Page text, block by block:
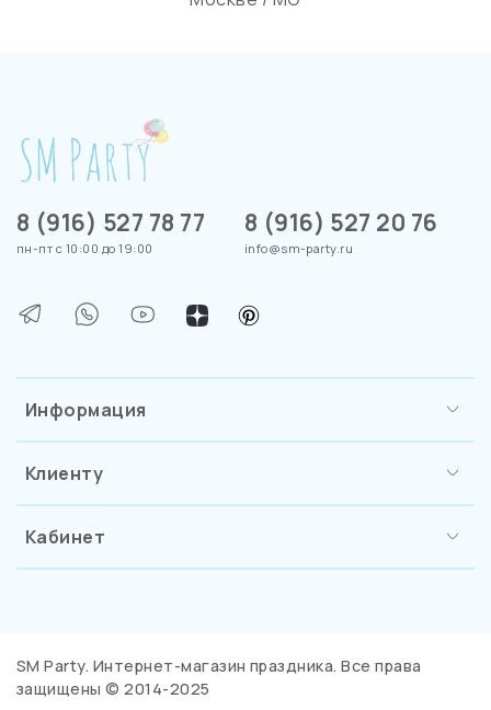
Информация
Клиенту
Кабинет
8 (916) 527 78 77
пн-пт с 10:00 до 19:00
8 (916) 527 20 76
info@sm-party.ru
SM Party. Интернет-магазин праздника. Все права
защищены © 2014-2025